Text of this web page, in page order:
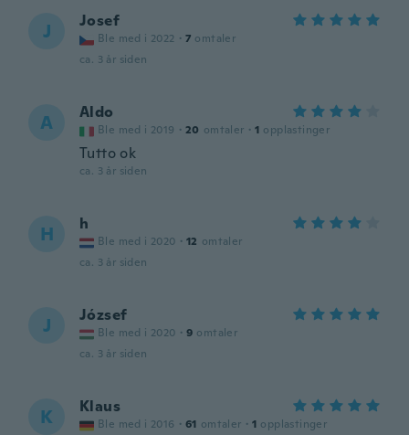
J Josef
Ble med i 2022 · 7 omtaler
ca. 3 år siden
A Aldo
Ble med i 2019 · 20 omtaler · 1 opplastinger
Tutto ok
ca. 3 år siden
H h
Ble med i 2020 · 12 omtaler
ca. 3 år siden
J József
Ble med i 2020 · 9 omtaler
ca. 3 år siden
K Klaus
Ble med i 2016 · 61 omtaler · 1 opplastinger